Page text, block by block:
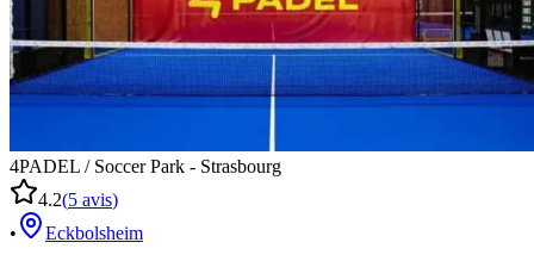
4PADEL / Soccer Park - Strasbourg
4.2(5 avis)
•
Eckbolsheim